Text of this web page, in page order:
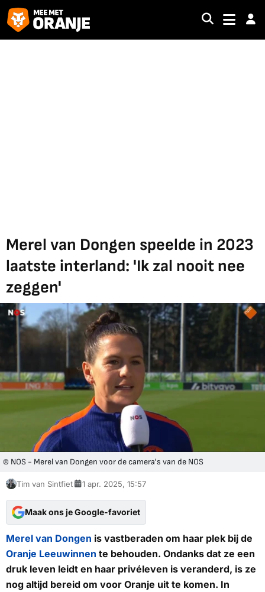
Merel van Dongen speelde in 2023
laatste interland: 'Ik zal nooit nee
zeggen'
© NOS - Merel van Dongen voor de camera's van de NOS
Tim van Sintfiet 1 apr. 2025, 15:57
Maak ons je Google-favoriet
Merel van Dongen is vastberaden om haar plek bij de
Oranje Leeuwinnen te behouden. Ondanks dat ze een
druk leven leidt en haar privéleven is veranderd, is ze
nog altijd bereid om voor Oranje uit te komen. In